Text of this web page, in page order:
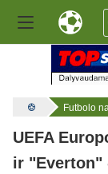
Futbolo
UEFA
ir